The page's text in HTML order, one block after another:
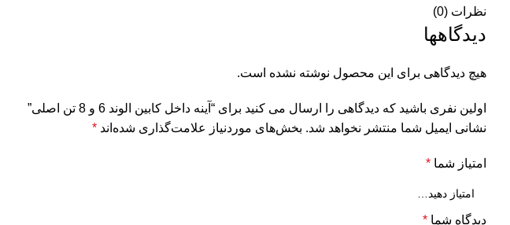
نظرات (0)
دیدگاهها
هیچ دیدگاهی برای این محصول نوشته نشده است.
اولین نفری باشید که دیدگاهی را ارسال می کنید برای “آینه داخل کابین الوند 6 و 8 تن اصلی”
نشانی ایمیل شما منتشر نخواهد شد. بخش‌های موردنیاز علامت‌گذاری شده‌اند *
امتیاز شما *
دیدگاه شما *